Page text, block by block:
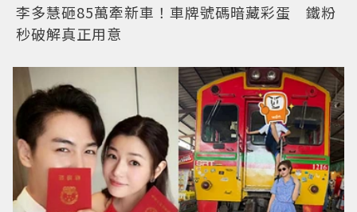
李多慧砸85萬牽新車！車牌號碼暗藏彩蛋 鐵粉
秒破解真正用意